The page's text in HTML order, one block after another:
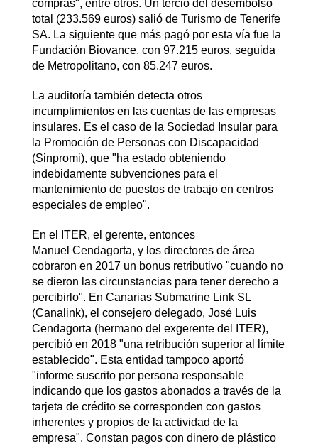
compras", entre otros. Un tercio del desembolso
total (233.569 euros) salió de Turismo de Tenerife
SA. La siguiente que más pagó por esta vía fue la
Fundación Biovance, con 97.215 euros, seguida
de Metropolitano, con 85.247 euros.
La auditoría también detecta otros
incumplimientos en las cuentas de las empresas
insulares. Es el caso de la Sociedad Insular para
la Promoción de Personas con Discapacidad
(Sinpromi), que "ha estado obteniendo
indebidamente subvenciones para el
mantenimiento de puestos de trabajo en centros
especiales de empleo".
En el ITER, el gerente, entonces
Manuel Cendagorta, y los directores de área
cobraron en 2017 un bonus retributivo "cuando no
se dieron las circunstancias para tener derecho a
percibirlo". En Canarias Submarine Link SL
(Canalink), el consejero delegado, José Luis
Cendagorta (hermano del exgerente del ITER),
percibió en 2018 "una retribución superior al límite
establecido". Esta entidad tampoco aportó
"informe suscrito por persona responsable
indicando que los gastos abonados a través de la
tarjeta de crédito se corresponden con gastos
inherentes y propios de la actividad de la
empresa". Constan pagos con dinero de plástico